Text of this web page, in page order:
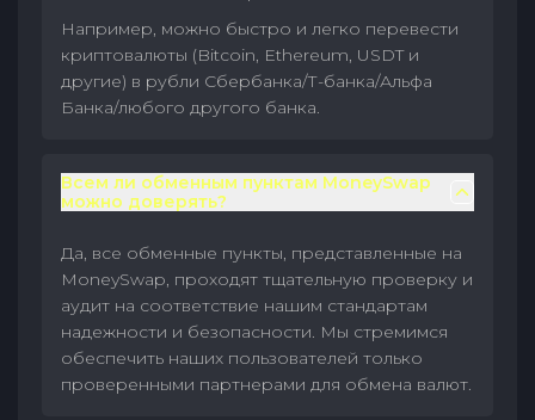
Например, можно быстро и легко перевести
криптовалюты (Bitcoin, Ethereum, USDT и
другие) в рубли Сбербанка/Т-банка/Альфа
Банка/любого другого банка.
Всем ли обменным пунктам MoneySwap
можно доверять?
Да, все обменные пункты, представленные на
MoneySwap, проходят тщательную проверку и
аудит на соответствие нашим стандартам
надежности и безопасности. Мы стремимся
обеспечить наших пользователей только
проверенными партнерами для обмена валют.